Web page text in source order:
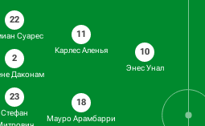
22
Суарес
2
Даконам
23
Стефан
11
Карлес Аленья
18
Мауро Арамбарри
10
Энес Унал